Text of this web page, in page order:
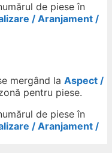
de piese în
/ Aranjament /
mergând la Aspect /
pentru piese.
de piese în
/ Aranjament /